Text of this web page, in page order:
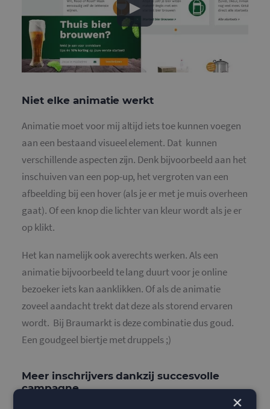
Niet elke animatie werkt
Animatie moet voor mij altijd iets toe kunnen voegen
aan een bestaand visueel element. Dat kunnen
verschillende aspecten zijn. Denk bijvoorbeeld aan het
inschuiven van een pop-up, het vergroten van een
afbeelding bij een hover (als je er met je muis overheen
gaat). Of een knop die lichter van kleur wordt als je er
op klikt.
Het kan namelijk ook averechts werken. Als een
animatie bijvoorbeeld te lang duurt voor je online
bezoeker iets kan aanklikken. Of als de animatie
zoveel aandacht trekt dat deze als storend ervaren
wordt. Bij Braumarkt is deze combinatie dus goud.
Een goudgeel biertje met druppels ;)
Meer inschrijvers dankzij succesvolle
campagne
×